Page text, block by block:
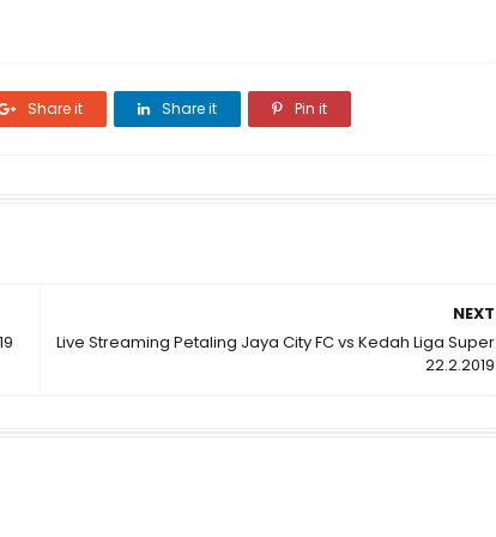
Share it Share it Pin it
NEXT
Live Streaming Petaling Jaya City FC vs Kedah Liga Super
22.2.2019